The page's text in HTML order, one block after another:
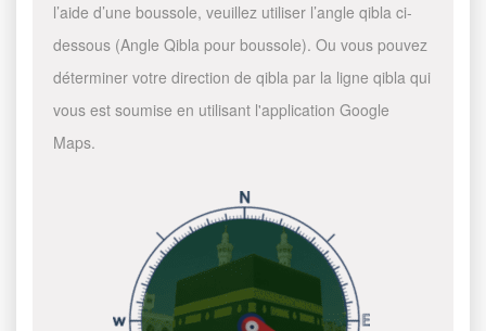
l’aide d’une boussole, veuillez utiliser l’angle qibla ci-
dessous (Angle Qibla pour boussole). Ou vous pouvez
déterminer votre direction de qibla par la ligne qibla qui
vous est soumise en utilisant l'application Google
Maps.